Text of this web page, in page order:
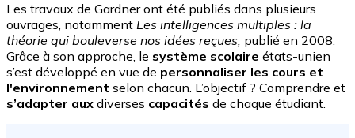
Les travaux de Gardner ont été publiés dans plusieurs
ouvrages, notamment Les intelligences multiples : la
théorie qui bouleverse nos idées reçues, publié en 2008.
Grâce à son approche, le système scolaire états-unien
s’est développé en vue de personnaliser les cours et
l'environnement selon chacun. L’objectif ? Comprendre et
s’adapter aux diverses capacités de chaque étudiant.